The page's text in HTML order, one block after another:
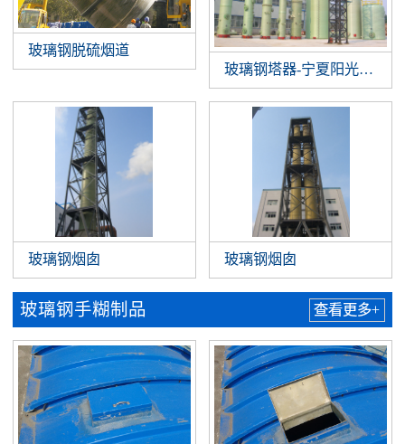
玻璃钢脱硫烟道
玻璃钢塔器-宁夏阳光硅业
玻璃钢烟囱 玻璃钢烟囱
玻璃钢手糊制品 查看更多+